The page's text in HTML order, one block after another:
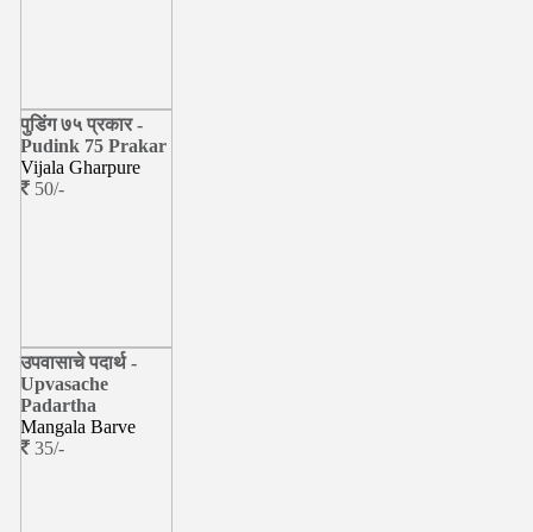
पुडिंग ७५ प्रकार -
Pudink 75 Prakar
Vijala Gharpure
50/-
उपवासाचे पदार्थ -
Upvasache
Padartha
Mangala Barve
35/-